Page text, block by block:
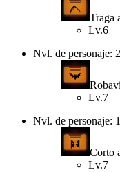
Traga
Lv.6
Nvl. de personaje:
Lv.7
Nvl. de personaje:
Corto
Lv.7